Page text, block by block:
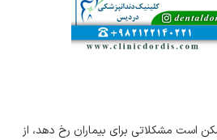
است مشکلاتی برای بیماران رخ دهد، از